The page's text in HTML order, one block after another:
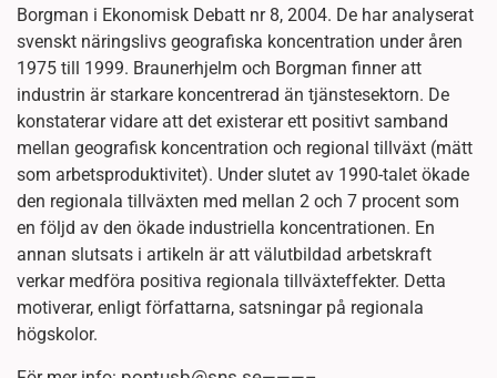
Borgman i Ekonomisk Debatt nr 8, 2004. De har analyserat
svenskt näringslivs geografiska koncentration under åren
1975 till 1999. Braunerhjelm och Borgman finner att
industrin är starkare koncentrerad än tjänstesektorn. De
konstaterar vidare att det existerar ett positivt samband
mellan geografisk koncentration och regional tillväxt (mätt
som arbetsproduktivitet). Under slutet av 1990-talet ökade
den regionala tillväxten med mellan 2 och 7 procent som
en följd av den ökade industriella koncentrationen. En
annan slutsats i artikeln är att välutbildad arbetskraft
verkar medföra positiva regionala tillväxteffekter. Detta
motiverar, enligt författarna, satsningar på regionala
högskolor.